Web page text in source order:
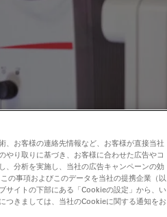
、お客様の連絡先情報など、お客様が直接当社
やり取りに基づき、お客様に合わせた広告やコ
、分析を実施し、当社の広告キャンペーンの効
の事項およびこのデータを当社の提携企業（以
サイトの下部にある「Cookieの設定」から、い
つきましては、当社のCookieに関する通知をお